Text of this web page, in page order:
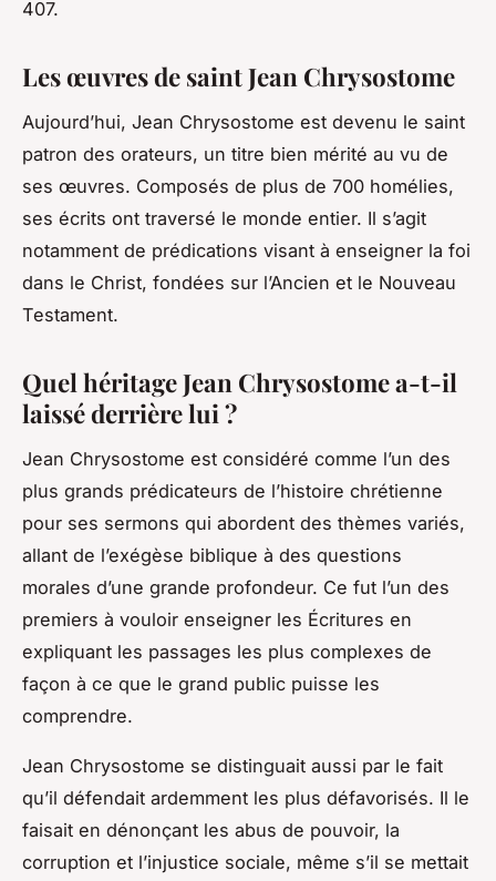
407.
Les œuvres de saint Jean Chrysostome
Aujourd’hui, Jean Chrysostome est devenu le saint
patron des orateurs, un titre bien mérité au vu de
ses œuvres. Composés de plus de 700 homélies,
ses écrits ont traversé le monde entier. Il s’agit
notamment de prédications visant à enseigner la foi
dans le Christ, fondées sur l’Ancien et le Nouveau
Testament.
Quel héritage Jean Chrysostome a-t-il
laissé derrière lui ?
Jean Chrysostome est considéré comme l’un des
plus grands prédicateurs de l’histoire chrétienne
pour ses sermons qui abordent des thèmes variés,
allant de l’exégèse biblique à des questions
morales d’une grande profondeur. Ce fut l’un des
premiers à vouloir enseigner les Écritures en
expliquant les passages les plus complexes de
façon à ce que le grand public puisse les
comprendre.
Jean Chrysostome se distinguait aussi par le fait
qu’il défendait ardemment les plus défavorisés. Il le
faisait en dénonçant les abus de pouvoir, la
corruption et l’injustice sociale, même s’il se mettait